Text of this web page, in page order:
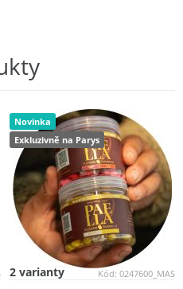
Novinka
Exkluzivně na Parys
Kód: 0247600_MAS
2 varianty